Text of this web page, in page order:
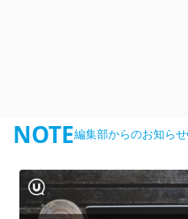
NOTE編集部からのお知らせ